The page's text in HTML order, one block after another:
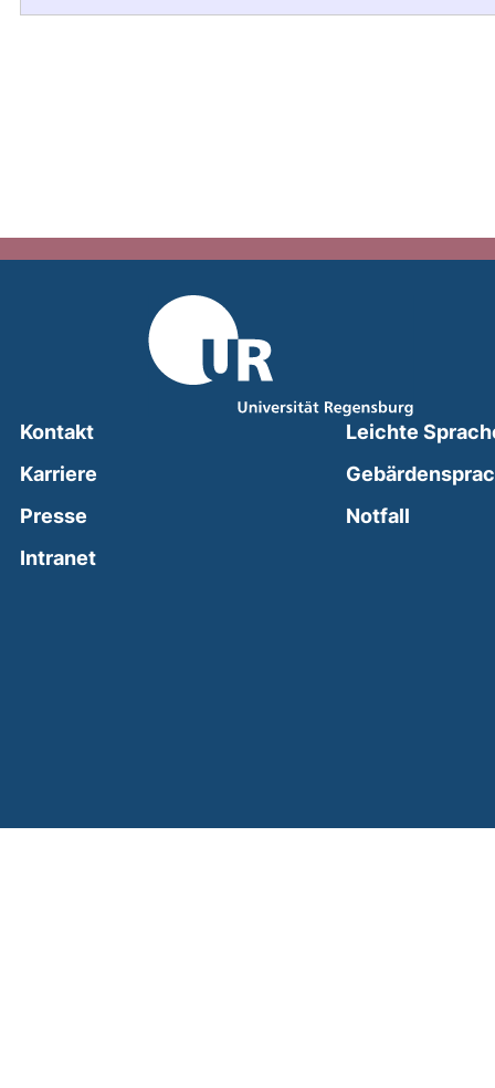
Kontakt
Karriere
Presse
Intranet(external link, opens in a new window)
Leichte
Notfall